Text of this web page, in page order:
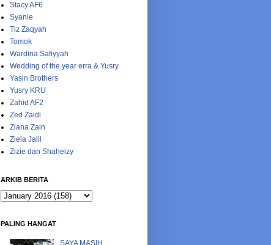
Stacy AF6
Syanie
Tiz Zaqyah
Tomok
Wardina Safiyyah
Wedding of the year erra & Yusry
Yasin Brothers
Yusry KRU
Zahid AF2
Zed Zaidi
Ziana Zain
Ziela Jalil
Zizie dan Shaheizy
ARKIB BERITA
PALING HANGAT